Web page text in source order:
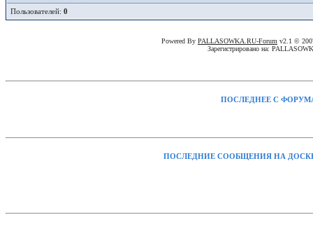
Пользователей: 0
Powered By PALLASOWKA.RU-Forum v2.1 ©
Зарегистрировано на:
ПОСЛЕДНЕЕ С
ПОСЛЕДНИЕ СООБЩЕНИЯ НА